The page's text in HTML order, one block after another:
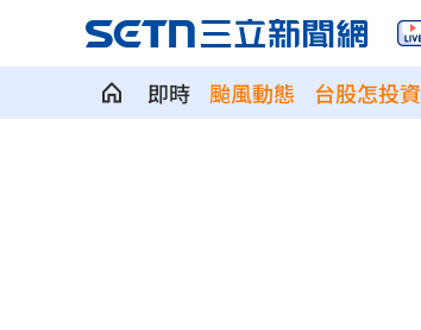
即時 颱風動態 台股怎投資